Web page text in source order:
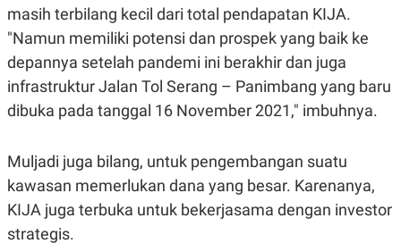
JARINGAN
K
O
N
T
A
C
A
D
E
M
Y
P
R
E
S
L
E
A
S
E
.
I
masih terbilang kecil dari total pendapatan KIJA.
"Namun memiliki potensi dan prospek yang baik ke
depannya setelah pandemi ini berakhir dan juga
infrastruktur Jalan Tol Serang – Panimbang yang baru
dibuka pada tanggal 16 November 2021," imbuhnya.
Muljadi juga bilang, untuk pengembangan suatu
kawasan memerlukan dana yang besar. Karenanya,
KIJA juga terbuka untuk bekerjasama dengan investor
strategis.